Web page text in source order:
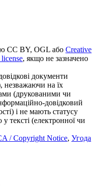
CC BY, OGL або Creative
, якщо не зазначено
документи
незважаючи на їх
(друкованими чи
довідковий
і не мають статусу
тексті (електронної чи
/ Copyright Notice, Угода